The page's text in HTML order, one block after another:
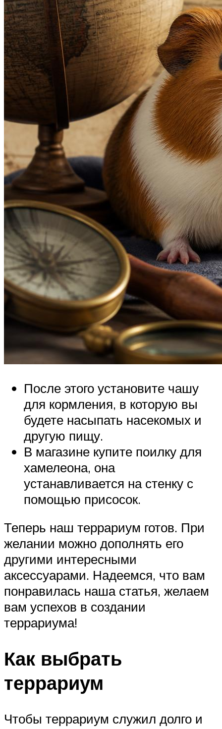
После этого установите чашу
для кормления, в которую вы
будете насыпать насекомых и
другую пищу.
В магазине купите поилку для
хамелеона, она
устанавливается на стенку с
помощью присосок.
Теперь наш террариум готов. При
желании можно дополнять его
другими интересными
аксессуарами. Надеемся, что вам
понравилась наша статья, желаем
вам успехов в создании
террариума!
Как выбрать
террариум
Чтобы террариум служил долго и